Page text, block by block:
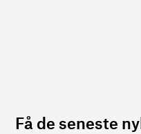
Få de seneste